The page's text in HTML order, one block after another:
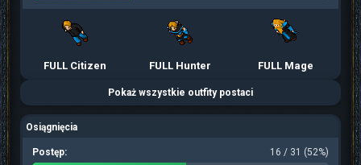
FULL Citizen FULL Hunter FULL Mage
Pokaż wszystkie outfity postaci
Osiągnięcia
Postęp: 16 / 31 (52%)